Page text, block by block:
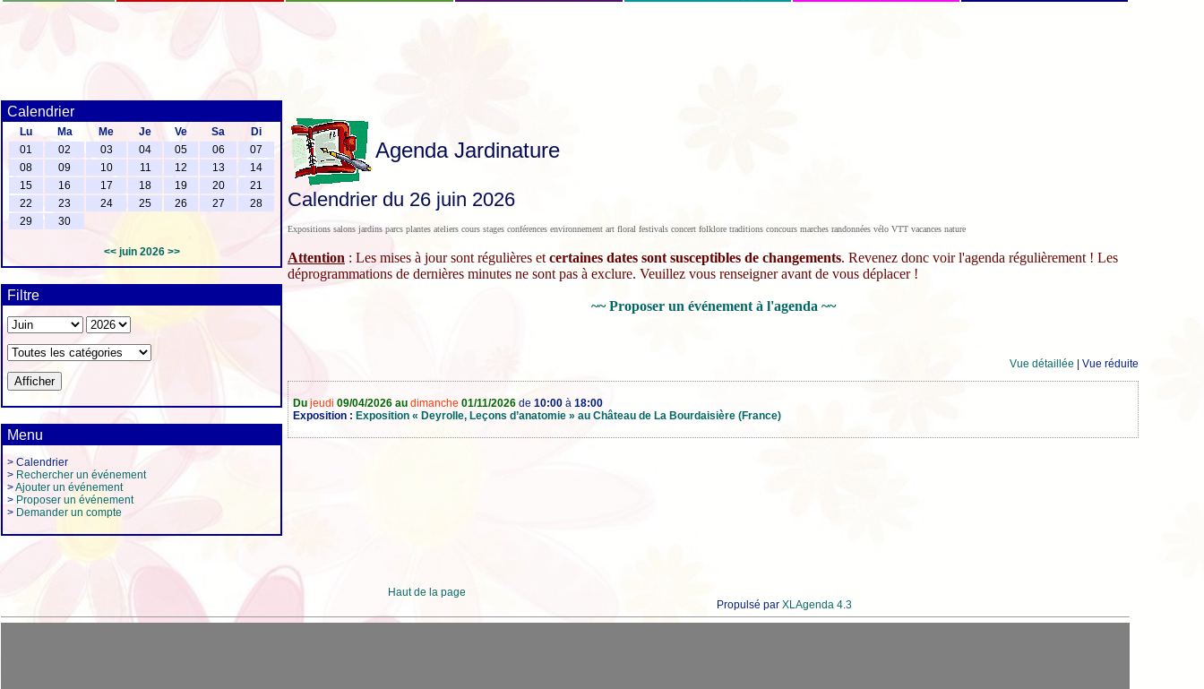
Calendrier
Lu Ma Me Je Ve Sa
Di
01
02 03 04 05 06
07
08
09 10 11 12 13
14
15
16 17 18 19 20
21
22
23 24 25 26 27
28
29
30
<< juin 2026 >>
Filtre
Menu
> Calendrier
> Rechercher un événement
>Ajouter un événement
> Proposer un événement
> Demander un compte
Agenda Jardinature
Calendrier du 26 juin 2026
Expositions salons jardins parcs plantes ateliers cours stages conférences environnement art floral festivals concert folklore traditions concours marches randonnées vélo VTT vacances nature
Attention : Les mises à jour sont régulières etcertaines dates sont susceptibles de changements. Revenez donc voir l'agenda régulièrement ! Les
déprogrammations de dernières minutes ne sont pas à exclure. Veuillez vous renseigner avant de vous déplacer !
~~ Proposer un événement à l'agenda ~~
Vue détaillée | Vue réduite
Du jeudi 09/04/2026 au dimanche 01/11/2026 de 10:00 à 18:00
Exposition : Exposition « Deyrolle, Leçons d’anatomie » au Château de La Bourdaisière (France)
Haut de la page
Propulsé par XLAgenda 4.3